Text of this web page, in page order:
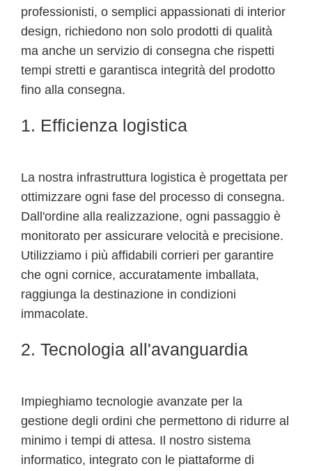
professionisti, o semplici appassionati di interior
design, richiedono non solo prodotti di qualità
ma anche un servizio di consegna che rispetti
tempi stretti e garantisca integrità del prodotto
fino alla consegna.
1. Efficienza logistica
La nostra infrastruttura logistica è progettata per
ottimizzare ogni fase del processo di consegna.
Dall'ordine alla realizzazione, ogni passaggio è
monitorato per assicurare velocità e precisione.
Utilizziamo i più affidabili corrieri per garantire
che ogni cornice, accuratamente imballata,
raggiunga la destinazione in condizioni
immacolate.
2. Tecnologia all'avanguardia
Impieghiamo tecnologie avanzate per la
gestione degli ordini che permettono di ridurre al
minimo i tempi di attesa. Il nostro sistema
informatico, integrato con le piattaforme di